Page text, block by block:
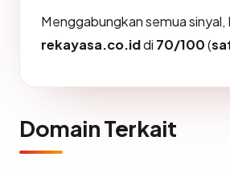
Menggabungkan semua sinyal,
rekayasa.co.iddi 70/100(
Domain Terkait